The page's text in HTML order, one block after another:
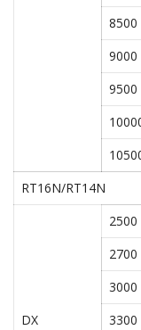
8500
9000
9500
RT16N/RT14N
DX
2500
2700
3000
3300